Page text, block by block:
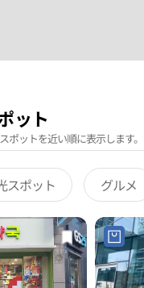
ット
ポットを近い順に表示します。
スポット グルメ